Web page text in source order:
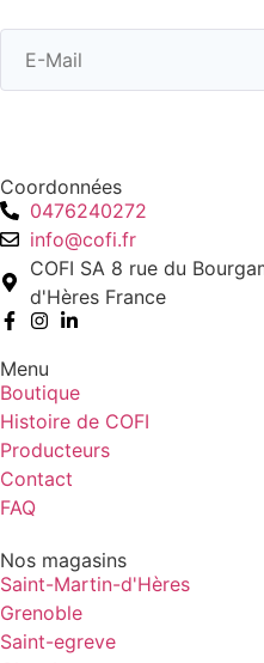
Coordonnées
0476240272
info@cofi.fr
COFI SA 8 rue du
d'Hères France
Menu
Boutique
Histoire de COFI
Producteurs
Contact
FAQ
Nos magasins
Saint-Martin-d'Hères
Grenoble
Saint-egreve